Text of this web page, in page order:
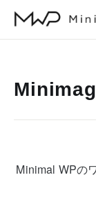
Minimal WPの